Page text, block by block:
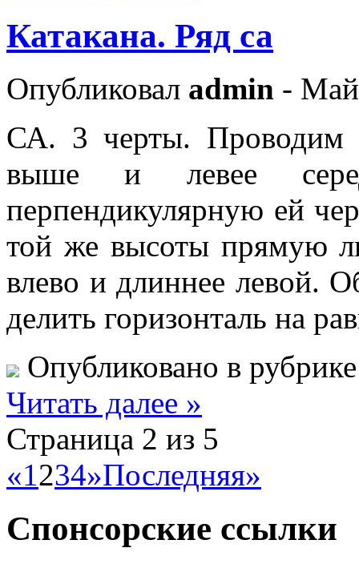
Катакана. Ряд са
Опубликовал admin -
СА. 3 черты. Проводим
выше и левее
перпендикулярную ей
той же высоты прямую
влево и длиннее левой.
делить горизонталь на
Опубликовано в
Читать далее »
Страница 2 из 5
«1234»Последняя»
Спонсорские ссылки